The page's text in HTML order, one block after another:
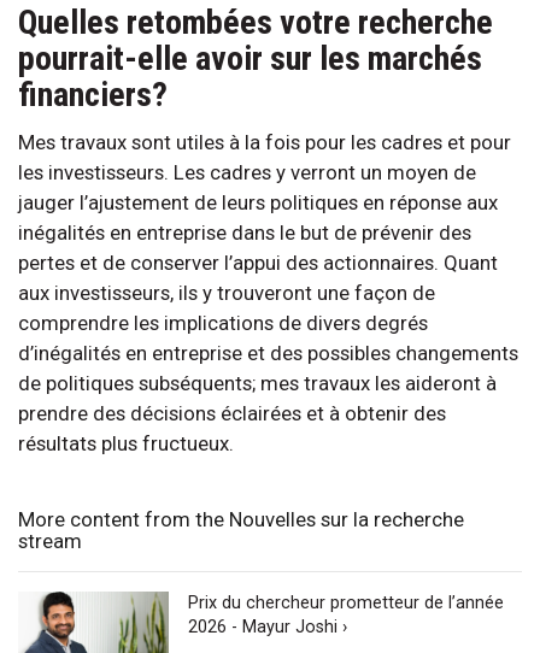
Quelles retombées votre recherche
pourrait-elle avoir sur les marchés
financiers?
Mes travaux sont utiles à la fois pour les cadres et pour
les investisseurs. Les cadres y verront un moyen de
jauger l’ajustement de leurs politiques en réponse aux
inégalités en entreprise dans le but de prévenir des
pertes et de conserver l’appui des actionnaires. Quant
aux investisseurs, ils y trouveront une façon de
comprendre les implications de divers degrés
d’inégalités en entreprise et des possibles changements
de politiques subséquents; mes travaux les aideront à
prendre des décisions éclairées et à obtenir des
résultats plus fructueux.
More content from the Nouvelles sur la recherche
stream
Prix du chercheur prometteur de l’année
2026 - Mayur Joshi ›